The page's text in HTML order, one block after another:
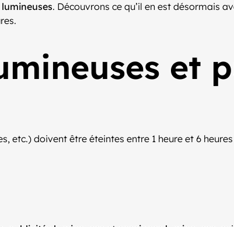
. Découvrons ce qu’il en est désormais
et
etc.) doivent être éteintes entre 1 heure et 6